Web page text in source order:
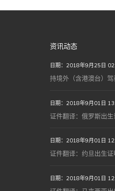
资讯动态
日期：2018年9月25日
持境外（含港澳台）
日期：2018年9月01日
证件翻译：俄罗斯出
日期：2018年9月01日
证件翻译：约旦出生
日期：2018年9月01日